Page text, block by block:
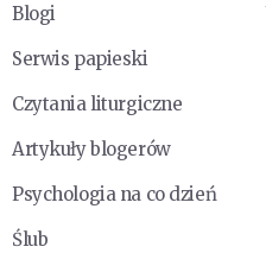
Blogi
Serwis papieski
Czytania liturgiczne
Artykuły blogerów
Psychologia na co dzień
Ślub